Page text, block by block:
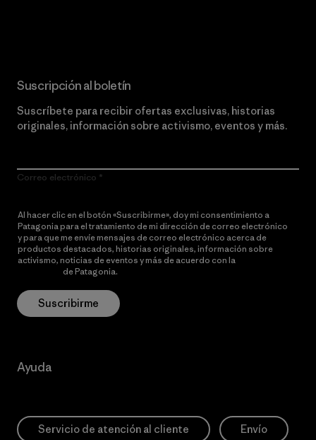
Suscripción al boletín
Suscríbete para recibir ofertas exclusivas, historias
originales, información sobre activismo, eventos y más.
Correo electrónico
Al hacer clic en el botón «Suscribirme», doy mi consentimiento a
Patagonia para el tratamiento de mi dirección de correo electrónico
y para que me envíe mensajes de correo electrónico acerca de
productos destacados, historias originales, información sobre
activismo, noticias de eventos y más de acuerdo con la
de Patagonia.
Suscribirme
Ayuda
Servicio de atención al cliente Envío